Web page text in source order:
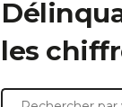
les